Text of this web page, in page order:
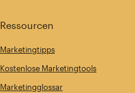
Ressourcen
Marketingtipps
Kostenlose Marketingtools
Marketingglossar